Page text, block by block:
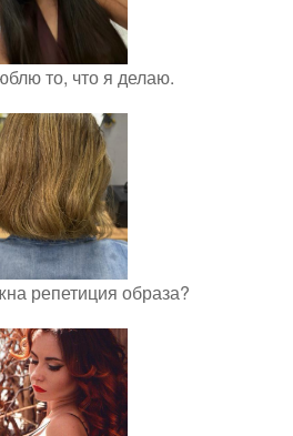
то, что я делаю.
репетиция образа?